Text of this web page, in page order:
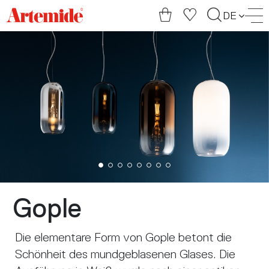
Artemide
home
page
DE
Gople
Die elementare Form von Gople betont die
Schönheit des mundgeblasenen Glases. Die